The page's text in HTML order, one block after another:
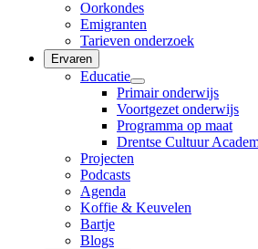
Oorkondes
Emigranten
Tarieven onderzoek
Ervaren
Educatie
Primair onderwijs
Voortgezet onderwijs
Programma op maat
Drentse Cultuur
Projecten
Podcasts
Agenda
Koffie & Keuvelen
Bartje
Blogs